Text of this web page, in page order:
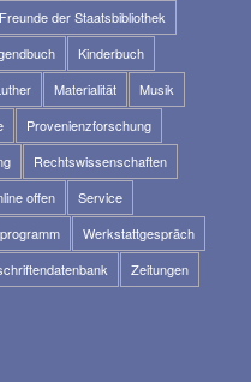
Freunde der Staatsbibliothek
Kinderbuch
Materialität
Musik
Provenienzforschung
Rechtswissenschaften
offen
Service
Werkstattgespräch
Zeitungen